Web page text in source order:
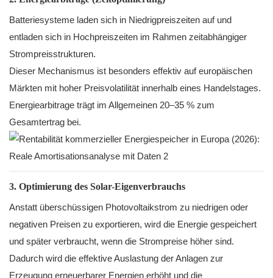
Batteriesysteme laden sich in Niedrigpreiszeiten auf und
entladen sich in Hochpreiszeiten im Rahmen zeitabhängiger
Strompreisstrukturen.
Dieser Mechanismus ist besonders effektiv auf europäischen
Märkten mit hoher Preisvolatilität innerhalb eines Handelstages.
Energiearbitrage trägt im Allgemeinen 20–35 % zum
Gesamtertrag bei.
3. Optimierung des Solar-Eigenverbrauchs
Anstatt überschüssigen Photovoltaikstrom zu niedrigen oder
negativen Preisen zu exportieren, wird die Energie gespeichert
und später verbraucht, wenn die Strompreise höher sind.
Dadurch wird die effektive Auslastung der Anlagen zur
Erzeugung erneuerbarer Energien erhöht und die